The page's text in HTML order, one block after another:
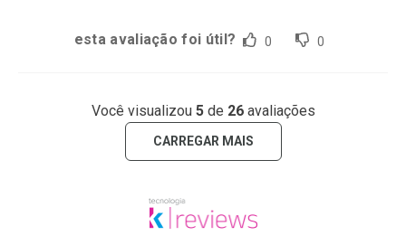
esta avaliação foi útil? 0 0
Você visualizou 5de 26avaliações
CARREGAR MAIS